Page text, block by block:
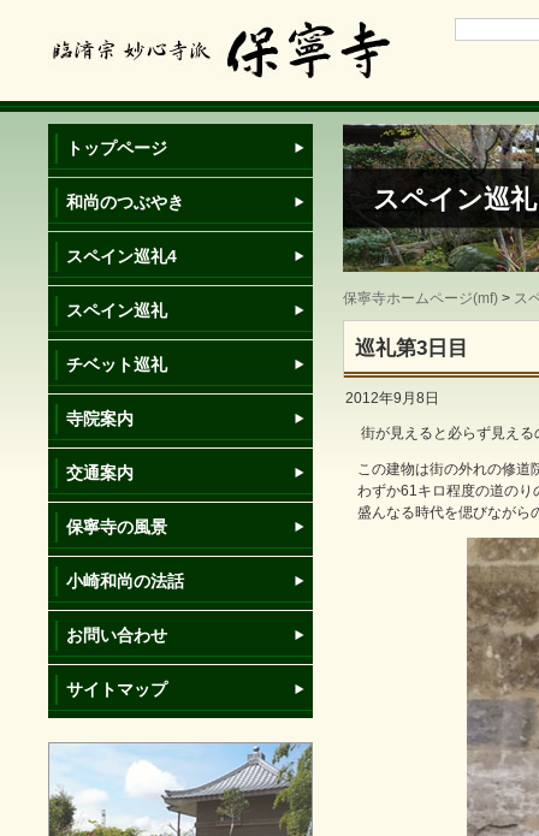
スペイン巡礼
保寧寺ホームページ(mf) > ス
巡礼第3日目
2012年9月8日
街が見えると必らず見える
この建物は街の外れの修道
わずか61キロ程度の道の
盛んなる時代を偲びながら
トップページ
和尚のつぶやき
スペイン巡礼4
スペイン巡礼
チベット巡礼
寺院案内
交通案内
保寧寺の風景
小崎和尚の法話
お問い合わせ
サイトマップ